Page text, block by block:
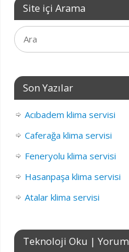
Site içi Arama
Son Yazılar
Acıbadem klima servisi
Caferağa klima servisi
Feneryolu klima servisi
Hasanpaşa klima servisi
Atalar klima servisi
Teknoloji Oku | Yorum